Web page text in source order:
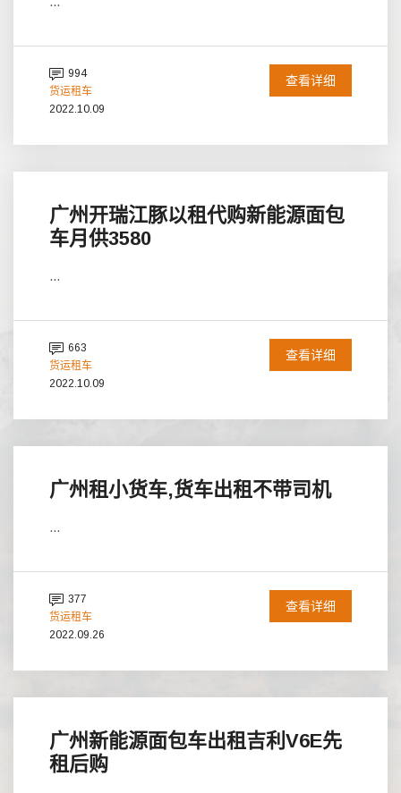
994
货运租车
2022.10.09
查看详细
广州开瑞江豚以租代购新能源面包
车月供3580
...
663
货运租车
2022.10.09
查看详细
广州租小货车,货车出租不带司机
...
377
货运租车
2022.09.26
查看详细
广州新能源面包车出租吉利V6E先
租后购